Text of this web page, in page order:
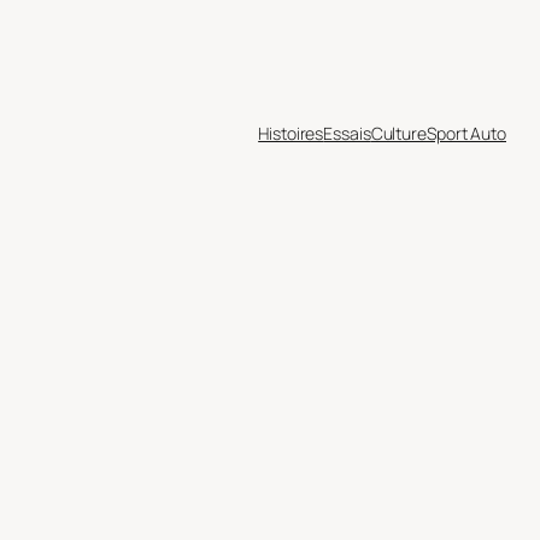
HistoiresEssaisCultureSport Auto